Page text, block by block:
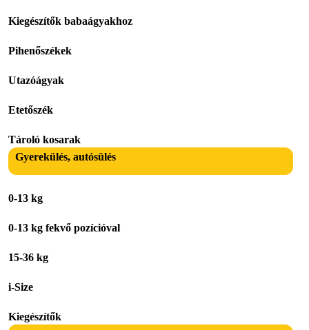
Kiegészítők babaágyakhoz
Pihenőszékek
Utazóágyak
Etetőszék
Tároló kosarak
Gyerekülés, autósülés
0-13 kg
0-13 kg fekvő pozícióval
15-36 kg
i-Size
Kiegészítők